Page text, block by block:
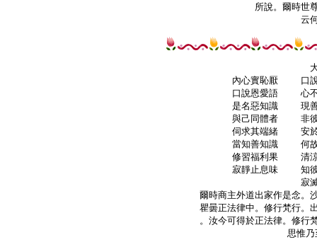
所說。爾時世
云
內心實恥厭    口
口說恩愛語    心
是名惡知識    現
與己同體者    非
伺求其端緒    安
當知善知識    何
修習福利果    清
寂靜止息味    知
寂
爾時商主外道出家作是念。
瞿曇正法律中。修行梵行。
。汝今可得於正法律。修行
思惟乃